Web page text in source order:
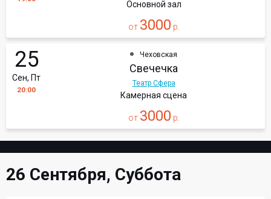
Основной зал
от 3000 р.
25
Сен, Пт
20:00
Чеховская
Свечечка
Театр Сфера
Камерная сцена
от 3000 р.
26 Сентября, Суббота